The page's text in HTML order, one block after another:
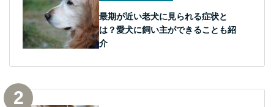
最期が近い老犬に見られる症状と
は？愛犬に飼い主ができることも紹
介